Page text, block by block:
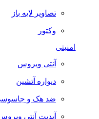
تصاویر لایه باز
وکتور
آنتی ویروس
دیواره آتشین
ضد هک و جاسوسی
آپدیت آنتی ویروس